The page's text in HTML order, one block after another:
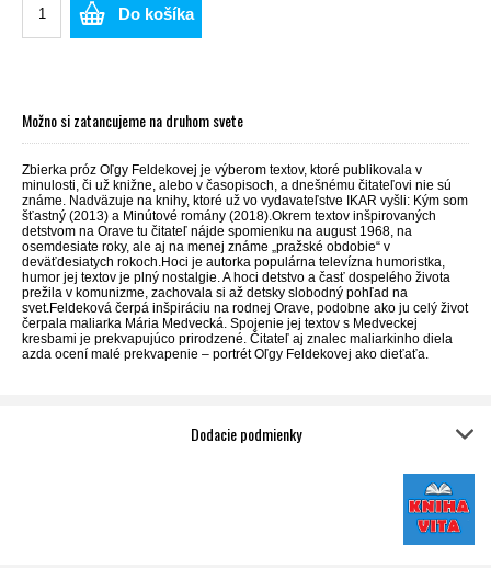
Do košíka
Možno si zatancujeme na druhom svete
Zbierka próz Oľgy Feldekovej je výberom textov, ktoré publikovala v
minulosti, či už knižne, alebo v časopisoch, a dnešnému čitateľovi nie sú
známe. Nadväzuje na knihy, ktoré už vo vydavateľstve IKAR vyšli: Kým som
šťastný (2013) a Minútové romány (2018).Okrem textov inšpirovaných
detstvom na Orave tu čitateľ nájde spomienku na august 1968, na
osemdesiate roky, ale aj na menej známe „pražské obdobie“ v
deväťdesiatych rokoch.Hoci je autorka populárna televízna humoristka,
humor jej textov je plný nostalgie. A hoci detstvo a časť dospelého života
prežila v komunizme, zachovala si až detsky slobodný pohľad na
svet.Feldeková čerpá inšpiráciu na rodnej Orave, podobne ako ju celý život
čerpala maliarka Mária Medvecká. Spojenie jej textov s Medveckej
kresbami je prekvapujúco prirodzené. Čitateľ aj znalec maliarkinho diela
azda ocení malé prekvapenie – portrét Oľgy Feldekovej ako dieťaťa.
Dodacie podmienky